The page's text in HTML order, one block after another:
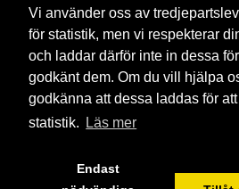
Vi använder oss av
för statistik, men vi respekterar
och laddar därför inte in dessa
godkänt dem. Om du vill hjälpa
godkänna att dessa laddas för
statistik.
Läs mer
Endast
Sveriges Biodlares
Borgmästaregatan 26, 596
Telefon 0142- 48 20 00, E-post:
Köpvillkor för